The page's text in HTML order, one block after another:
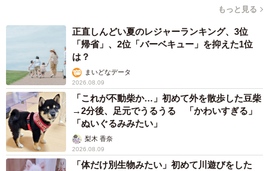
ラーメン屋っぽいグラスをピッチャーに添えた写真／こちさん
（@cochi_wan）提供
こちさんは普段、氷水を入れて使っているそうですが、さ
らに「ラーメン屋っぽさ」を増すためのアイデアもあるの
だとか。
もっと見る
正直しんどい夏のレジャーランキング、3位
「帰省」、2位「バーベキュー」を抑えた1位
は？
まいどなデータ
2026.08.09
「これが不動柴か…」初めて外を散歩した豆柴
→2分後、足元でうるうる 「かわいすぎる」
「ぬいぐるみみたい」
梨木 香奈
2026.08.09
「体だけ別生物みたい」初めて川遊びをした